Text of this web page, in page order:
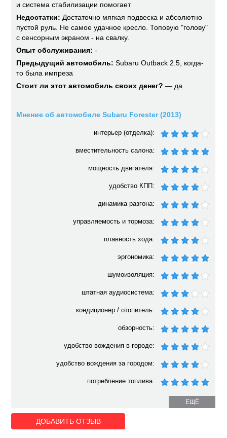
и система стабилизации помогает
Недостатки: Достаточно мягкая подвеска и абсолютно
пустой руль. Не самое удачное кресло. Топовую "голову"
с сенсорным экраном - на свалку.
Опыт обслуживания: -
Предыдущий автомобиль: Subaru Outback 2.5, когда-
то была импреза
Стоит ли этот автомобиль своих денег? — да
Мнение об автомобиле Subaru Forester (2013)
интерьер (отделка):
вместительность салона:
мощность двигателя:
удобство КПП:
динамика разгона:
управляемость и тормоза:
плавность хода:
эргономика:
шумоизоляция:
штатная аудиосистема:
кондиционер / отопитель:
обзорность:
удобство вождения в городе:
удобство вождения за городом:
потребление топлива:
ЕЩЁ
ДОБАВИТЬ ОТЗЫВ